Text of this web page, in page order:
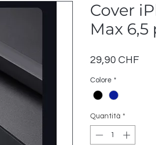
Cover
Max 6,5
29,90 CHF
Colore *
Quantità *